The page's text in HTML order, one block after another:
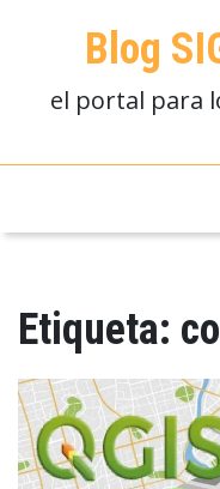
Blog
el portal para
Etiqueta: